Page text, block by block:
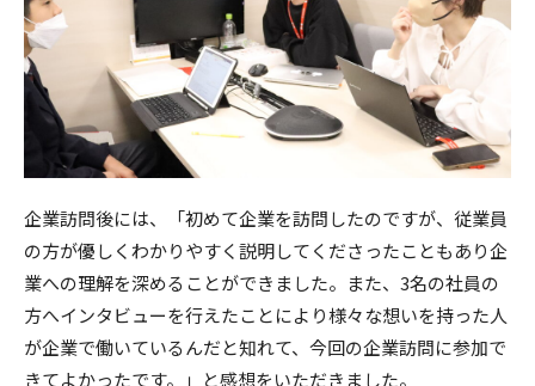
企業訪問後には、「初めて企業を訪問したのですが、従業員
の方が優しくわかりやすく説明してくださったこともあり企
業への理解を深めることができました。また、3名の社員の
方へインタビューを行えたことにより様々な想いを持った人
が企業で働いているんだと知れて、今回の企業訪問に参加で
きてよかったです。」と感想をいただきました。